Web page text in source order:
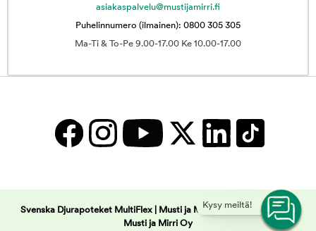
Kysy meiltä!
asiakaspalvelu@mustijamirri.fi
Puhelinnumero (ilmainen): 0800 305 305
Ma-Ti & To-Pe 9.00-17.00 Ke 10.00-17.00
Svenska Djurapoteket MultiFlex | Musti ja Mirri - Copyright © 2025
Musti ja Mirri Oy